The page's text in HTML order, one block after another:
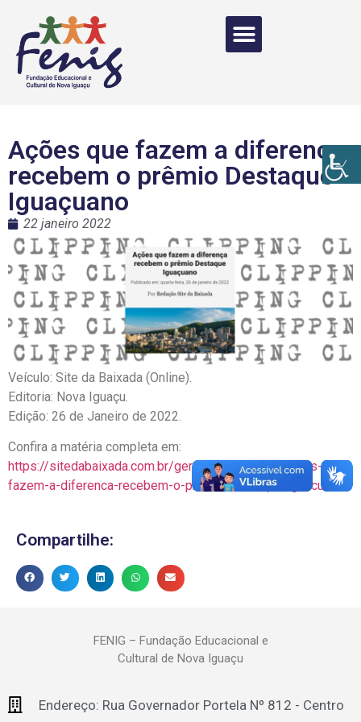
Ações que fazem a diferença
recebem o prêmio Destaque
Iguaçuano
22 janeiro 2022
Veículo: Site da Baixada (Online).
Editoria: Nova Iguaçu.
Edição: 26 de Janeiro de 2022.
Confira a matéria completa em:
https://sitedabaixada.com.br/geral/2022/01/26/acoes-que-
fazem-a-diferenca-recebem-o-premio-destaque-iguacuano/
Compartilhe:
FENIG – Fundação Educacional e
Cultural de Nova Iguaçu
Endereço: Rua Governador Portela Nº 812 - Centro